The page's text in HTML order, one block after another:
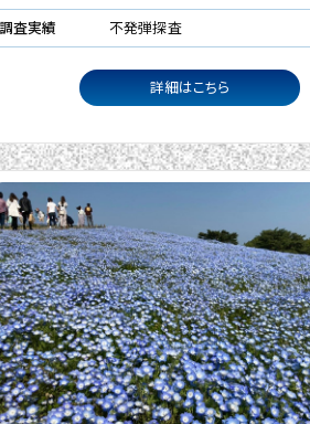
調査実績 不発弾探査
詳細はこちら